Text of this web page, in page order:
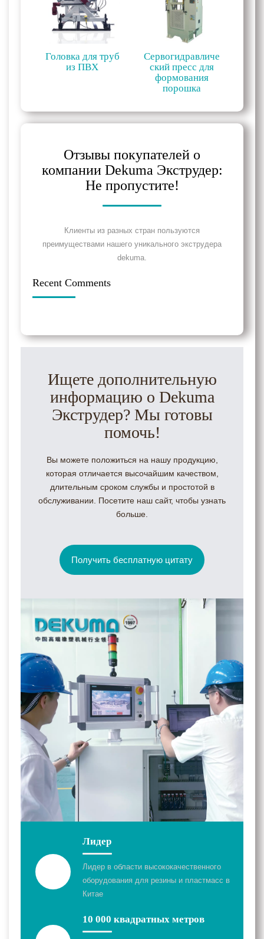
Головка для труб
из ПВХ
Сервогидравличе
ский пресс для
формования
порошка
Отзывы покупателей о
компании Dekuma Экструдер:
Не пропустите!
Клиенты из разных стран пользуются
преимуществами нашего уникального экструдера
dekuma.
Recent Comments
Ищете дополнительную
информацию о Dekuma
Экструдер? Мы готовы
помочь!
Вы можете положиться на нашу продукцию,
которая отличается высочайшим качеством,
длительным сроком службы и простотой в
обслуживании. Посетите наш сайт, чтобы узнать
больше.
Получить бесплатную цитату
Лидер
Лидер в области высококачественного
оборудования для резины и пластмасс в
Китае
10 000 квадратных метров